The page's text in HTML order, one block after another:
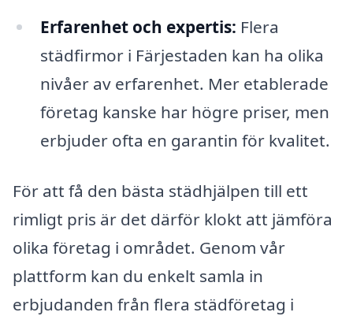
Erfarenhet och expertis: Flera
städfirmor i Färjestaden kan ha olika
nivåer av erfarenhet. Mer etablerade
företag kanske har högre priser, men
erbjuder ofta en garantin för kvalitet.
För att få den bästa städhjälpen till ett
rimligt pris är det därför klokt att jämföra
olika företag i området. Genom vår
plattform kan du enkelt samla in
erbjudanden från flera städföretag i